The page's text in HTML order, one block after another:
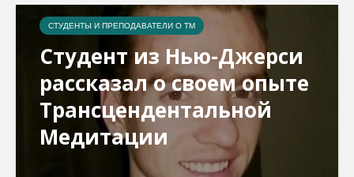
СТУДЕНТЫ И ПРЕПОДАВАТЕЛИ О ТМ
Студент из Нью-Джерси
рассказал о своем опыте
Трансцендентальной
Медитации